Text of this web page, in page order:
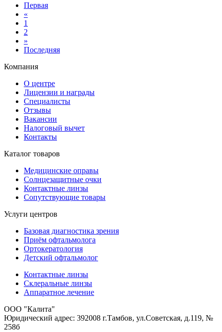
Первая
«
1
2
»
Последняя
Компания
О центре
Лицензии и награды
Специалисты
Отзывы
Вакансии
Налоговый вычет
Контакты
Каталог товаров
Медицинские оправы
Солнцезащитные очки
Контактные линзы
Сопутствующие товары
Услуги центров
Базовая диагностика зрения
Приём офтальмолога
Ортокератология
Детский офтальмолог
Контактные линзы
Склеральные линзы
Аппаратное лечение
ООО "Калита"
Юридический адрес: 392008 г.Тамбов, ул.Советская, д.119, №
258б